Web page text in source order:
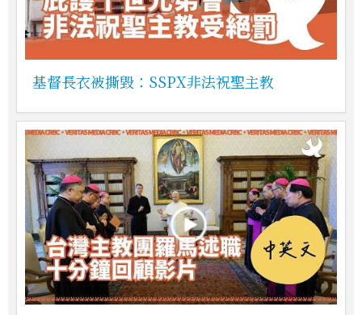
基督長衣被撕毀：SSPX非法祝聖主教